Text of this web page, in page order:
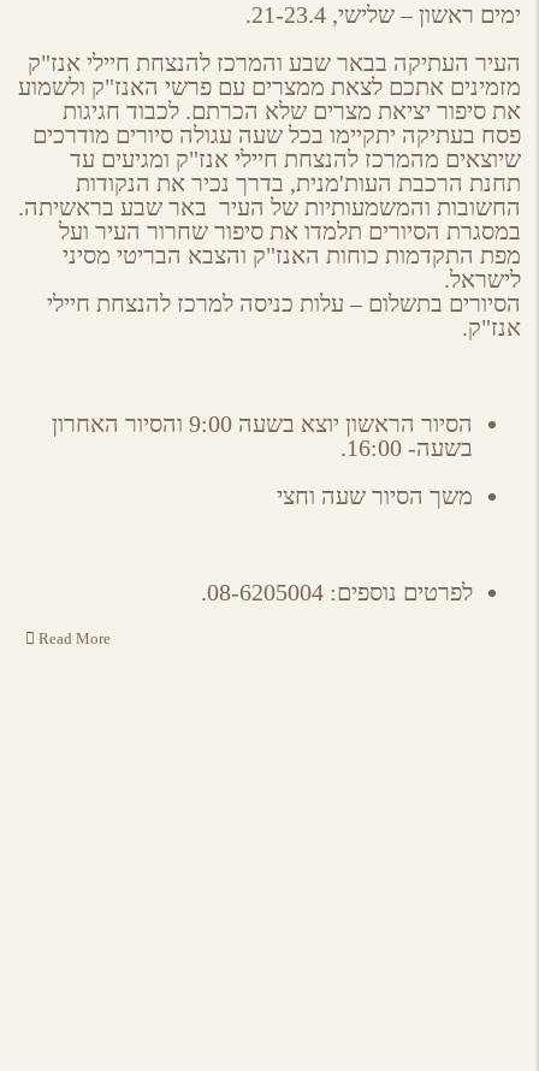
ימים ראשון – שלישי, 21-23.4.
העיר העתיקה בבאר שבע והמרכז להנצחת חיילי אנז"ק
מזמינים אתכם לצאת ממצרים עם פרשי האנז"ק ולשמוע
את סיפור יציאת מצרים שלא הכרתם. לכבוד חגיגות
פסח בעתיקה יתקיימו בכל שעה עגולה סיורים מודרכים
שיוצאים מהמרכז להנצחת חיילי אנז"ק ומגיעים עד
תחנת הרכבת העות'מנית, בדרך נכיר את הנקודות
החשובות והמשמעותיות של העיר באר שבע בראשיתה.
במסגרת הסיורים תלמדו את סיפור שחרור העיר ועל
מפת התקדמות כוחות האנז"ק והצבא הבריטי מסיני
לישראל.
הסיורים בתשלום – עלות כניסה למרכז להנצחת חיילי
אנז"ק.
הסיור הראשון יוצא בשעה 9:00 והסיור האחרון
בשעה- 16:00.
משך הסיור שעה וחצי
לפרטים נוספים: 08-6205004.
Read More